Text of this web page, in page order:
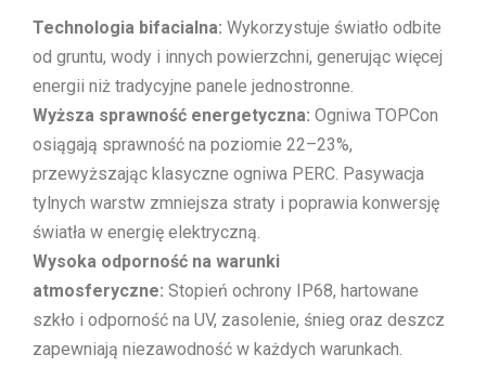
Technologia bifacialna: Wykorzystuje światło odbite
od gruntu, wody i innych powierzchni, generując więcej
energii niż tradycyjne panele jednostronne.
Wyższa sprawność energetyczna: Ogniwa TOPCon
osiągają sprawność na poziomie 22–23%,
przewyższając klasyczne ogniwa PERC. Pasywacja
tylnych warstw zmniejsza straty i poprawia konwersję
światła w energię elektryczną.
Wysoka odporność na warunki
atmosferyczne: Stopień ochrony IP68, hartowane
szkło i odporność na UV, zasolenie, śnieg oraz deszcz
zapewniają niezawodność w każdych warunkach.